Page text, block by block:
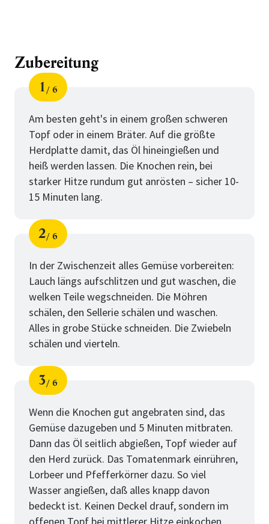
Zubereitung
Schritt
1
von
6
Am besten geht's in einem großen schweren
Topf oder in einem Bräter. Auf die größte
Herdplatte damit, das Öl hineingießen und
heiß werden lassen. Die Knochen rein, bei
starker Hitze rundum gut anrösten – sicher 10-
15 Minuten lang.
Schritt
2
von
6
In der Zwischenzeit alles Gemüse vorbereiten:
Lauch längs aufschlitzen und gut waschen, die
welken Teile wegschneiden. Die Möhren
schälen, den Sellerie schälen und waschen.
Alles in grobe Stücke schneiden. Die Zwiebeln
schälen und vierteln.
Schritt
3
von
6
Wenn die Knochen gut angebraten sind, das
Gemüse dazugeben und 5 Minuten mitbraten.
Dann das Öl seitlich abgießen, Topf wieder auf
den Herd zurück. Das Tomatenmark einrühren,
Lorbeer und Pfefferkörner dazu. So viel
Wasser angießen, daß alles knapp davon
bedeckt ist. Keinen Deckel drauf, sondern im